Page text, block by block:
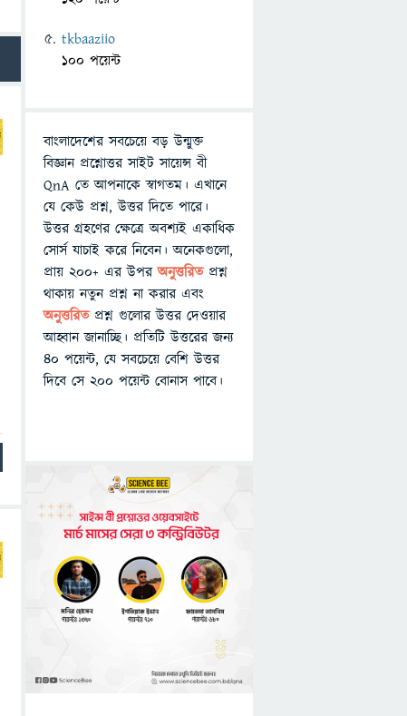
tkbaaziio
100 পয়েন্ট
বাংলাদেশের সবচেয়ে বড় উন্মুক্ত
বিজ্ঞান প্রশ্নোত্তর সাইট সায়েন্স বী
QnA তে আপনাকে স্বাগতম। এখানে
যে কেউ প্রশ্ন, উত্তর দিতে পারে।
উত্তর গ্রহণের ক্ষেত্রে অবশ্যই একাধিক
সোর্স যাচাই করে নিবেন। অনেকগুলো,
প্রায় ২০০+ এর উপরঅনুত্তরিতপ্রশ্ন
থাকায় নতুন প্রশ্ন না করার এবং
অনুত্তরিত প্রশ্ন গুলোর উত্তর দেওয়ার
আহ্বান জানাচ্ছি। প্রতিটি উত্তরের জন্য
৪০ পয়েন্ট, যে সবচেয়ে বেশি উত্তর
দিবে সে ২০০ পয়েন্ট বোনাস পাবে।